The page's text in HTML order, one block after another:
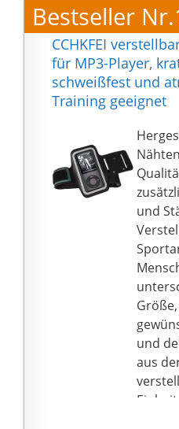
Bestseller
CCHKFEI
für MP3-Player,
schweißfest und
Training geeignet
und
und
aus